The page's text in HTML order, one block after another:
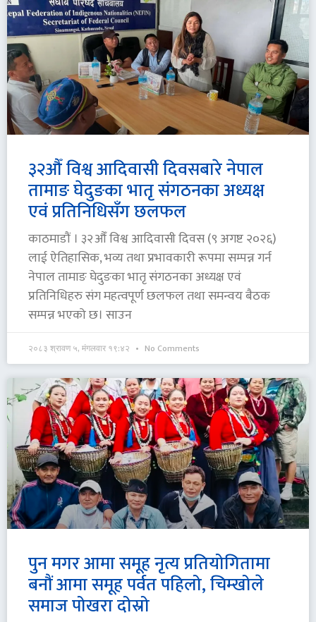
३२औँ विश्व आदिवासी दिवसबारे नेपाल
तामाङ घेदुङका भातृ संगठनका अध्यक्ष
एवं प्रतिनिधिसँग छलफल
काठमाडौं । ३२औँ विश्व आदिवासी दिवस (९ अगष्ट २०२६)
लाई ऐतिहासिक, भव्य तथा प्रभावकारी रूपमा सम्पन्न गर्न
नेपाल तामाङ घेदुङका भातृ संगठनका अध्यक्ष एवं
प्रतिनिधिहरु संग महत्वपूर्ण छलफल तथा समन्वय बैठक
सम्पन्न भएको छ। साउन
२०८३ श्रावण ५, मंगलवार १९:४२ No Comments
पुन मगर आमा समूह नृत्य प्रतियोगितामा
बनौं आमा समूह पर्वत पहिलो, चिम्खोले
समाज पोखरा दोस्रो